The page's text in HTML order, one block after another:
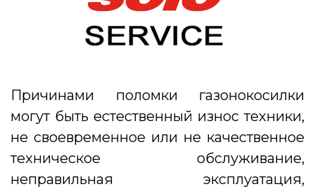
Причинами поломки газонокосилки
могут быть естественный износ техники,
не своевременное или не качественное
техническое обслуживание,
неправильная эксплуатация,